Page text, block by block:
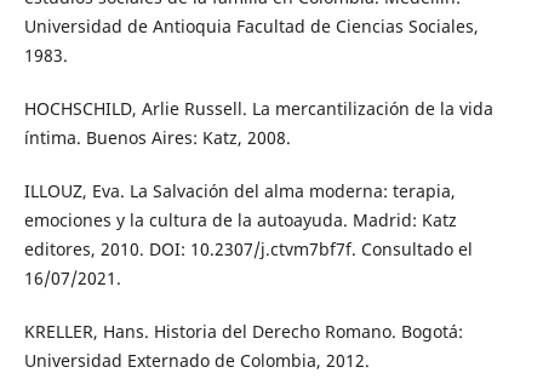
Universidad de Antioquia Facultad de Ciencias Sociales,
1983.
HOCHSCHILD, Arlie Russell. La mercantilización de la vida
íntima. Buenos Aires: Katz, 2008.
ILLOUZ, Eva. La Salvación del alma moderna: terapia,
emociones y la cultura de la autoayuda. Madrid: Katz
editores, 2010. DOI: 10.2307/j.ctvm7bf7f. Consultado el
16/07/2021.
KRELLER, Hans. Historia del Derecho Romano. Bogotá:
Universidad Externado de Colombia, 2012.